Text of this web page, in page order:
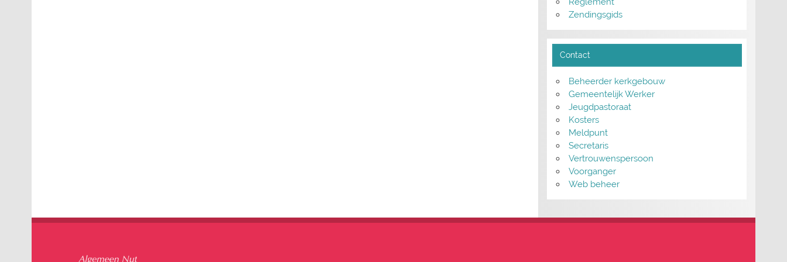
Zendingsgids
Contact
Beheerder kerkgebouw
Gemeentelijk Werker
Jeugdpastoraat
Kosters
Meldpunt
Secretaris
Vertrouwenspersoon
Voorganger
Web beheer